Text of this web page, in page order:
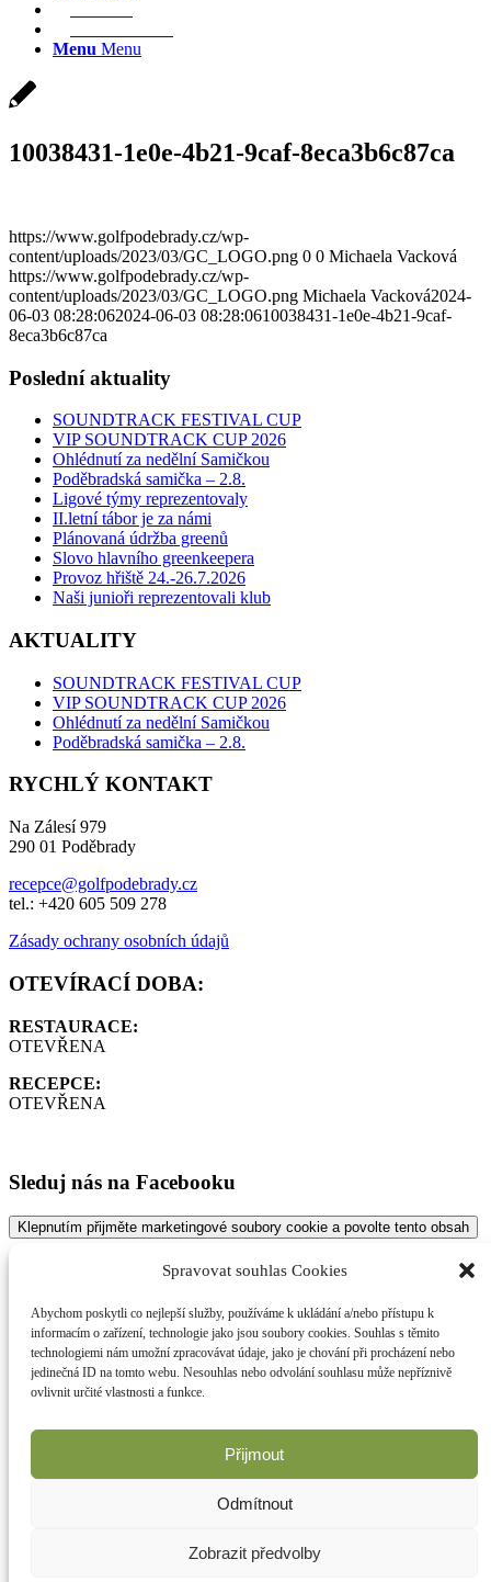
Spravovat souhlas Cookies
Abychom poskytli co nejlepší služby, používáme k ukládání a/nebo přístupu k
informacím o zařízení, technologie jako jsou soubory cookies. Souhlas s těmito
technologiemi nám umožní zpracovávat údaje, jako je chování při procházení nebo
jedinečná ID na tomto webu. Nesouhlas nebo odvolání souhlasu může nepříznivě
ovlivnit určité vlastnosti a funkce.
Přijmout
Odmítnout
Zobrazit předvolby
Menu Menu
10038431-1e0e-4b21-9caf-8eca3b6c87ca
https://www.golfpodebrady.cz/wp-
content/uploads/2023/03/GC_LOGO.png 0 0 Michaela Vacková
https://www.golfpodebrady.cz/wp-
content/uploads/2023/03/GC_LOGO.png Michaela Vacková2024-
06-03 08:28:062024-06-03 08:28:0610038431-1e0e-4b21-9caf-
8eca3b6c87ca
Poslední aktuality
SOUNDTRACK FESTIVAL CUP
VIP SOUNDTRACK CUP 2026
Ohlédnutí za nedělní Samičkou
Poděbradská samička – 2.8.
Ligové týmy reprezentovaly
II.letní tábor je za námi
Plánovaná údržba greenů
Slovo hlavního greenkeepera
Provoz hřiště 24.-26.7.2026
Naši junioři reprezentovali klub
AKTUALITY
SOUNDTRACK FESTIVAL CUP
VIP SOUNDTRACK CUP 2026
Ohlédnutí za nedělní Samičkou
Poděbradská samička – 2.8.
RYCHLÝ KONTAKT
Na Zálesí 979
290 01 Poděbrady
recepce@golfpodebrady.cz
tel.: +420 605 509 278
Zásady ochrany osobních údajů
OTEVÍRACÍ DOBA:
RESTAURACE:
OTEVŘENA
RECEPCE:
OTEVŘENA
Sleduj nás na Facebooku
Klepnutím přijměte marketingové soubory cookie a povolte tento obsah
© Copyright: Golf Club Poděbrady, 2023